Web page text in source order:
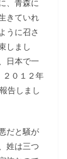
、青森に
きていれ
うに召さ
しまし
日本で一
２０１２年
告しまし
だと騒が
姓は三つ